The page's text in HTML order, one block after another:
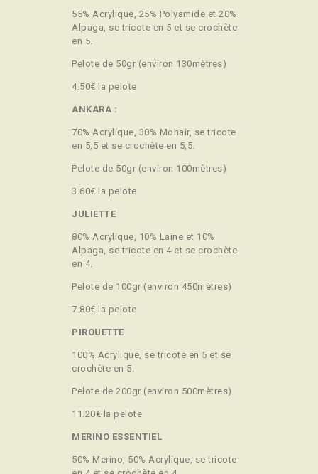
55% Acrylique, 25% Polyamide et 20%
Alpaga, se tricote en 5 et se crochète
en 5.
Pelote de 50gr (environ 130mètres)
4.50€ la pelote
ANKARA :
70% Acrylique, 30% Mohair, se tricote
en 5,5 et se crochète en 5,5.
Pelote de 50gr (environ 100mètres)
3.60€ la pelote
JULIETTE
80% Acrylique, 10% Laine et 10%
Alpaga, se tricote en 4 et se crochète
en 4.
Pelote de 100gr (environ 450mètres)
7.80€ la pelote
PIROUETTE
100% Acrylique, se tricote en 5 et se
crochète en 5.
Pelote de 200gr (environ 500mètres)
11.20€ la pelote
MERINO ESSENTIEL
50% Merino, 50% Acrylique, se tricote